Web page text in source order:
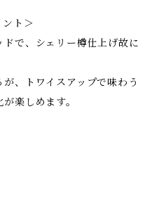
ト＞
で、シェリー樽仕上げ故に
、トワイスアップで味わう
楽しめます。